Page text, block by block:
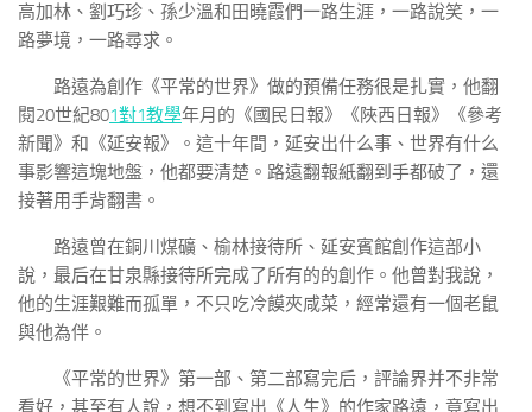
高加林、劉巧珍、孫少溫和田曉霞們一路生涯，一路說笑，一
路夢境，一路尋求。
路遠為創作《平常的世界》做的預備任務很是扎實，他翻
閱20世紀801對1教學年月的《國民日報》《陜西日報》《參考
新聞》和《延安報》。這十年間，延安出什么事、世界有什么
事影響這塊地盤，他都要清楚。路遠翻報紙翻到手都破了，還
接著用手背翻書。
路遠曾在銅川煤礦、榆林接待所、延安賓館創作這部小
說，最后在甘泉縣接待所完成了所有的的創作。他曾對我說，
他的生涯艱難而孤單，不只吃冷饃夾咸菜，經常還有一個老鼠
與他為伴。
《平常的世界》第一部、第二部寫完后，評論界并不非常
看好，甚至有人說，想不到寫出《人生》的作家路遠，竟寫出